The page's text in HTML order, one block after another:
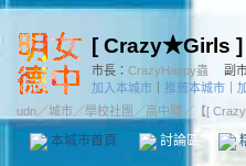
[ Crazy★Girls ]
市長： CrazyHappy蟲 副
加入本城市
推薦本城市
udn／城市／學校社團 ／高中職／ 【[
本城市首頁 討論區